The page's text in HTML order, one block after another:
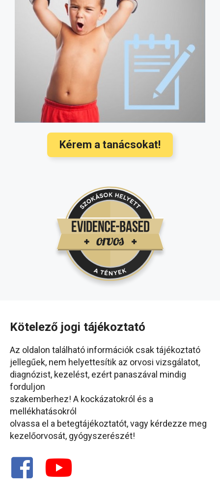
Fitymaszűkület: így szüntethető meg a
probléma, műtét nélkül (fotókkal)
Milyen gyógyszert szedhet szoptatás
alatt? Ez az oldal megmondja! (4182)
Hozzátáplálás: mikor és mit ehet a
baba? Ezek a legújabb nemzetközi
orvosi ajánlások(3568)
Hallójárat gyulladás kezelése és
megelőzése a legújabb nemzetközi
ajánlások alapján
Kérem a tanácsokat!
Kötelező jogi tájékoztató
Az oldalon található információk csak tájékoztató
jellegűek, nem helyettesítik az orvosi vizsgálatot,
diagnózist, kezelést, ezért panaszával mindig
forduljon
szakemberhez! A kockázatokról és a
mellékhatásokról
olvassa el a betegtájékoztatót, vagy kérdezze meg
kezelőorvosát, gyógyszerészét!